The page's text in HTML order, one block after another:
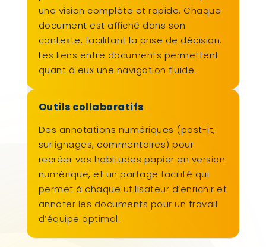
une vision complète et rapide. Chaque
document est affiché dans son
contexte, facilitant la prise de décision.
Les liens entre documents permettent
quant à eux une navigation fluide.
Outils collaboratifs
Des annotations numériques (post-it,
surlignages, commentaires) pour
recréer vos habitudes papier en version
numérique, et un partage facilité qui
permet à chaque utilisateur d’enrichir et
annoter les documents pour un travail
d’équipe optimal.